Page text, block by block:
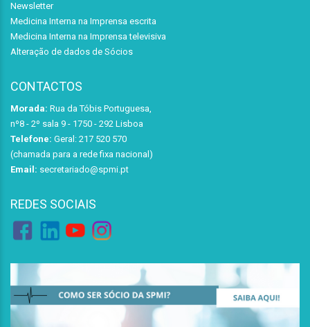
Newsletter
Medicina Interna na Imprensa escrita
Medicina Interna na Imprensa televisiva
Alteração de dados de Sócios
CONTACTOS
Morada: Rua da Tóbis Portuguesa,
nº8 - 2º sala 9 - 1750 - 292 Lisboa
Telefone: Geral: 217 520 570
(chamada para a rede fixa nacional)
Email: secretariado@spmi.pt
REDES SOCIAIS